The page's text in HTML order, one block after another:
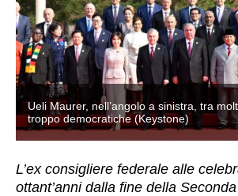
Ueli Maurer, nell’angolo a sinistra, tra
troppo democratiche (Keystone)
L’ex consigliere federale alle
ottant’anni dalla fine della